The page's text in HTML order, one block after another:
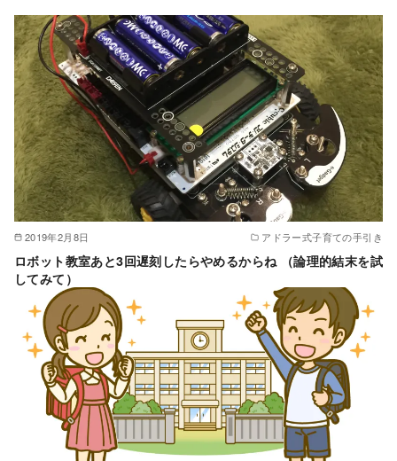
2019年2月8日 アドラー式子育ての手引き
ロボット教室あと3回遅刻したらやめるからね （論理的結末を試
してみて）